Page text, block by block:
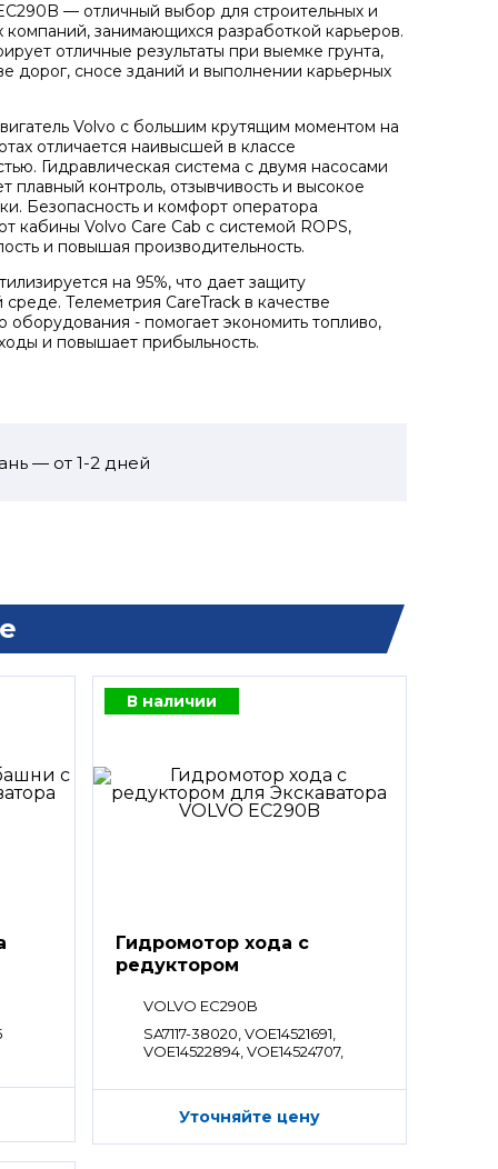
— отличный выбор для строительных и
занимающихся разработкой карьеров.
отличные результаты при выемке грунта,
дорог, сносе зданий и выполнении карьерных
Volvo с большим крутящим моментом на
отличается наивысшей в классе
Гидравлическая система с двумя насосами
плавный контроль, отзывчивость и высокое
Безопасность и комфорт оператора
кабины Volvo Care Cab с системой ROPS,
и повышая производительность.
на 95%, что дает защиту
Телеметрия CareTrack в качестве
оборудования - помогает экономить топливо,
и повышает прибыльность.
— от 1-2 дней
В наличии
Гидромотор хода с
редуктором
VOLVO EC290B
SA7117-38020, VOE14521691,
VOE14522894, VOE14524707,
VOE14521839, VOE14522919,
VOE14723004
Уточняйте цену